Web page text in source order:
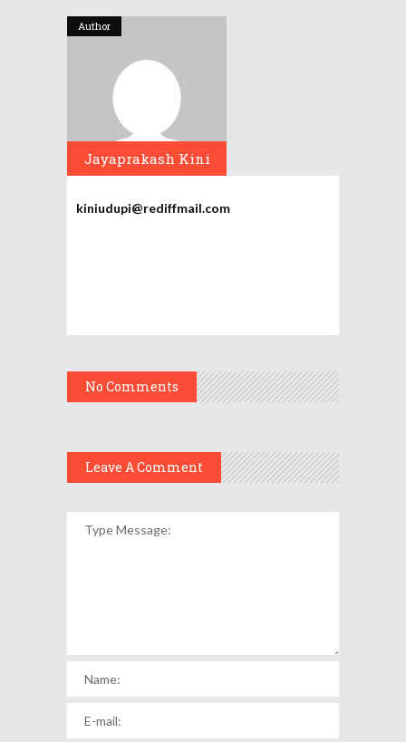
Author
Jayaprakash Kini
kiniudupi@rediffmail.com
No Comments
Leave A Comment